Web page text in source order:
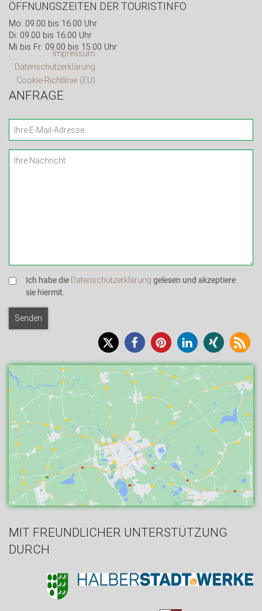
ÖFFNUNGSZEITEN DER TOURISTINFO
Mo: 09.00 bis 16.00 Uhr
Di: 09.00 bis 16.00 Uhr
Mi bis Fr: 09.00 bis 15.00 Uhr
Impressum
Datenschutzerklärung
Cookie-Richtlinie (EU)
ANFRAGE
Ich habe die Datenschutzerklärung gelesen und akzeptiere
sie hiermit.
MIT FREUNDLICHER UNTERSTÜTZUNG
DURCH